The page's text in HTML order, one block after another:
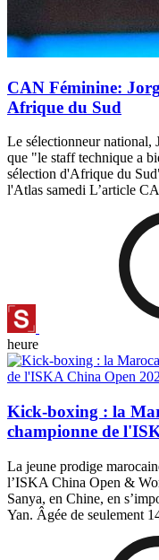
CAN Féminine:
Afrique du Sud
Le sélectionneur national,
que "le staff technique a
sélection d'Afrique du
l'Atlas samedi L’article
heure
Kick-boxing : la
championne de
La jeune prodige
l’ISKA China Open &
Sanya, en Chine, en
Yan. Âgée de seulement